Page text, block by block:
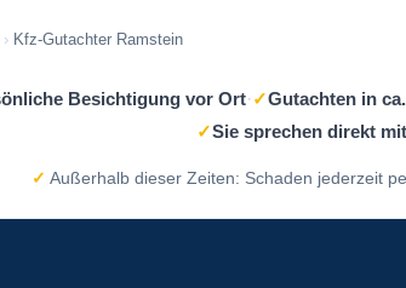
› Kfz-Gutachter Ramstein
Besichtigung vor Ort· ✓Gutachten in
✓Sie sprechen direkt
✓ Außerhalb dieser Zeiten: Schaden jederzeit